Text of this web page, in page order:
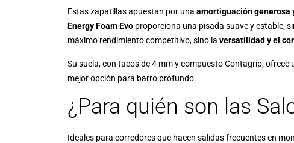
Estas zapatillas apuestan por una amortiguación generosa
Energy Foam Evo proporciona una pisada suave y estable,
máximo rendimiento competitivo, sino la versatilidad y el
Su suela, con tacos de 4 mm y compuesto Contagrip,
mejor opción para barro profundo.
¿Para quién son las
Ideales para corredores que hacen salidas frecuentes en